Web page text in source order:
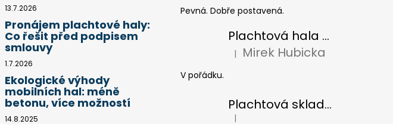
13.7.2026
Pronájem plachtové haly:
Co řešit před podpisem
smlouvy
1.7.2026
Ekologické výhody
mobilních hal: méně
betonu, více možností
14.8.2025
Pevná. Dobře postavená.
Plachtová hala 10x4m
Hodnocení produktu je 5 z 5 hvězdiček.
| Mirek Hubicka
V pořádku.
Plachtová skladovací hala 40x4m - pronájem
|